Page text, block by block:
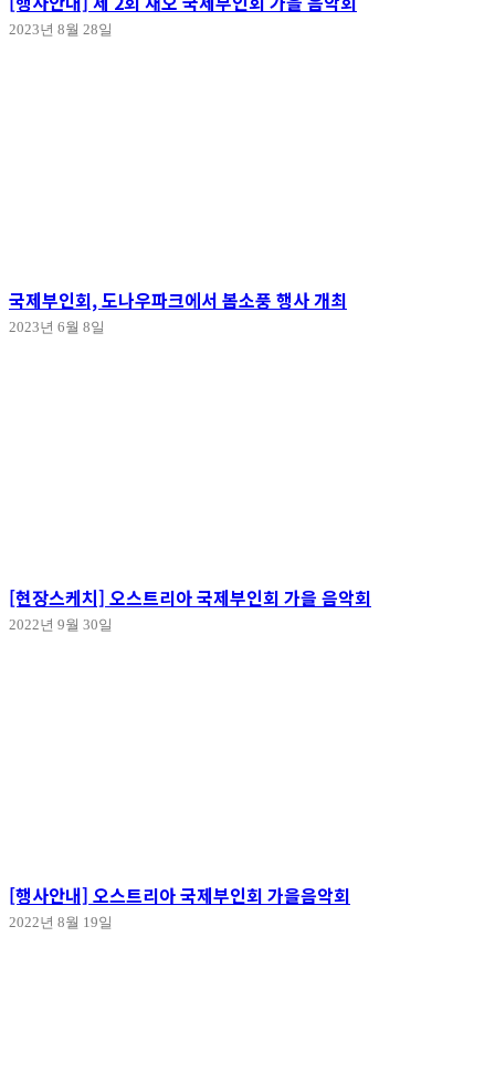
2023년 8월 28일
국제부인회, 도나우파크에서 봄소풍 행사 개최
2023년 6월 8일
[현장스케치] 오스트리아 국제부인회 가을 음악회
2022년 9월 30일
[행사안내] 오스트리아 국제부인회 가을음악회
2022년 8월 19일